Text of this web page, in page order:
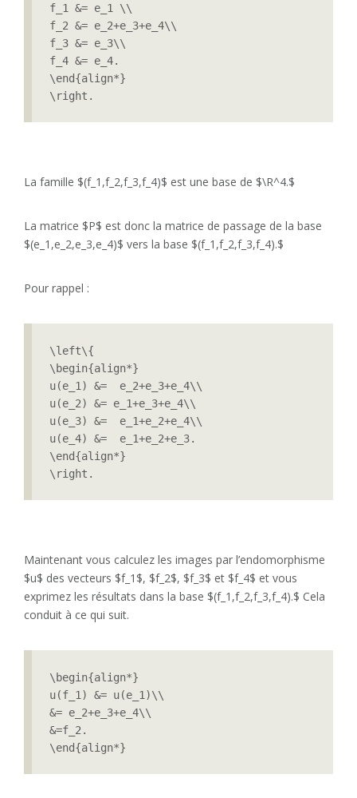
f_1 &= e_1 \\
f_2 &= e_2+e_3+e_4\\
f_3 &= e_3\\
f_4 &= e_4.
\end{align*}
\right.
La famille $(f_1,f_2,f_3,f_4)$ est une base de $\R^4.$
La matrice $P$ est donc la matrice de passage de la base
$(e_1,e_2,e_3,e_4)$ vers la base $(f_1,f_2,f_3,f_4).$
Pour rappel :
\left\{
\begin{align*}
u(e_1) &=  e_2+e_3+e_4\\
u(e_2) &= e_1+e_3+e_4\\
u(e_3) &=  e_1+e_2+e_4\\
u(e_4) &=  e_1+e_2+e_3.
\end{align*}
\right.
Maintenant vous calculez les images par l’endomorphisme
$u$ des vecteurs $f_1$, $f_2$, $f_3$ et $f_4$ et vous
exprimez les résultats dans la base $(f_1,f_2,f_3,f_4).$ Cela
conduit à ce qui suit.
\begin{align*}
u(f_1) &= u(e_1)\\
&= e_2+e_3+e_4\\
&=f_2.
\end{align*}